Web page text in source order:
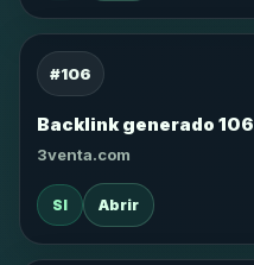
#106
Backlink generado 106
3venta.com
SI Abrir